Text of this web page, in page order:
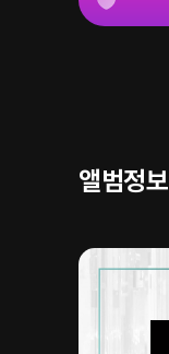
앨범정보